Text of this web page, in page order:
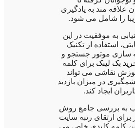
علاقه مند به یادگیری
را شامل می شود.
به موفقیت در این
استفاده از تکنیک
سازی موتور جستجو و
بک لینک برای کلمه
نقاشی می تواند
در میزان بازدید
ایجاد کند.
به بررسی جامع روش
برای ارتقای رتبه سایت
کلمه کلیدی خاص می